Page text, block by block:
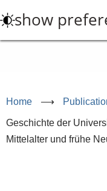
to
main
show
Home ⟶
Geschichte der
Mittelalter und frühe